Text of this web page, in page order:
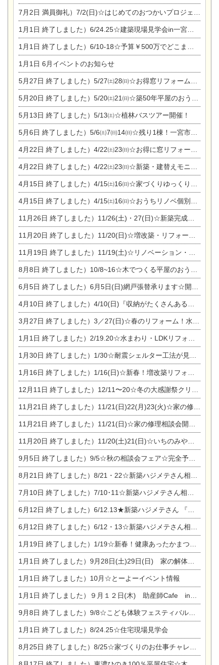
7月2日 満員御礼）7/2(日)☆はじめてのおつかいプロジェクト
1月1日 終了しました）6/24.25☆建築現場見学会in一宮市木曽川町
1月1日 終了しました）6/10-18☆予算￥500万でどこまでできるの？リフォーム相談会
1月1日 6月イベントのお知らせ
5月27日 終了しました）5/27㈯28㈰☆お得窓リフォーム個別相談会
5月20日 終了しました）5/20㈯21㈰☆築50年平屋のおうちリノベーション完成見学会
5月13日 終了しました）5/13㈯☆植林バスツアー開催！
5月6日 終了しました）5/6㈯7㈰14㈰☆残り1棟！一宮市限定モニター募集相談会(新築・建替え)
4月22日 終了しました）4/22㈯23㈰☆お得に窓リフォーム個別相談会
4月22日 終了しました）4/22㈯23㈰☆新築・建替えモニター募集個別相談会
4月15日 終了しました）4/15㈯16㈰☆家づくりゆっくりじっくり個別相談会
4月15日 終了しました）4/15㈯16㈰☆おうちリノベ個別相談会
11月26日 終了しました）11/26(土)・27(日)☆新築完成見学会 in一宮市あずら
11月20日 終了しました）11/20(日)☆増改築・リフォームまつり＆秋の味覚まつり＆芸術祭
11月19日 終了しました）11/19(土)☆リノベーション・家の修理まつり＆増改築・リフォームまつりin扶桑ゴルフ
8月8日 終了しました）10/8~16☆木でつくる平屋のおうちのつくり方【完全予約制】
6月5日 終了しました）6月5日(日)網戸張替承ります☆開催！
4月10日 終了しました）4/10(日)『収納がたくさんあるおうち現場見学会』
3月27日 終了しました）3／27(日)☆春のリフォーム！水まわりLDKリフォーム相談会&今がチャンス！エアコン相談会
1月1日 終了しました）2/19.20☆水まわり・LDKリフォーム相談会＆エアコン相談会
1月30日 終了しました）1/30☆耐震シェルター工法が見れる完成見学会
1月16日 終了しました）1/16(日)☆新春！増改築リフォーム&家の修理まつり
12月11日 終了しました）12/11〜20☆冬の大感謝祭クリスマス相談会開催
11月21日 終了しました）11/21(日)22(月)23(火)☆家の修理まつり＆増改築リフォーム相談会
11月21日 終了しました）11/21(日)☆家の修理相談会開催 in 扶桑オークビレッジ
11月20日 終了しました）11/20(土)21(日)☆いちのみや逸品市に出店します【ひのきのバラ販売】
9月5日 終了しました）9/5☆秋の相談会フェア☆完全予約制
8月21日 終了しました）8/21・22☆新築ハジメテさん相談会 『集まれ！農地に家を建てたい人！』
7月10日 終了しました）7/10･11☆新築ハジメテさん相談会 『集まれ！農地に家を建てたい人！』完全予約制
6月12日 終了しました）6/12.13★新築ハジメテさん 『木の家 現場体感見学会』
6月12日 終了しました）6/12・13☆新築ハジメテさん相談会『今ある土地に家を建てる際の注意点』
1月19日 終了しました）1/19☆新春！健康あったかまつり＆増改築リフォームまつり
1月1日 終了しました）9月28日(土)29日(日) 家の解体なんでも相談会
1月1日 終了しました）10月☆とーよーイベント情報
1月1日 終了しました）９月１２日(木) 助産師Cafe in東陽住建
9月8日 終了しました）9/8☆こども体験フェスティバル☆一宮市民会館
1月1日 終了しました）8/24.25☆住宅現場見学会
8月25日 終了しました）8/25☆家づくりのお仕事チャレンジ